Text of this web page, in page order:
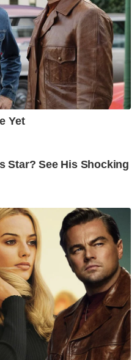
Yet
Star? See His Shocking